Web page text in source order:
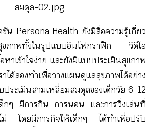
น Persona Health ยังมีสื่อความรู้เกี่ยว
ขภาพทั้งในรูปแบบอินโฟกราฟิก วิดีโอ
าเข้าใจง่าย และยังมีแบบประเมินสุขภาพ
ด้ลองทำเพื่อวางแผนดูแลสุขภาพได้อย่าง
ระเมินสามเหลี่ยมสมดุลของเด็กวัย 6-12
กๆ มีการกิน การนอน และการวิ่งเล่นที่
ไม่ โดยมีภารกิจให้เด็กๆ ได้ทำเพื่อปรับ